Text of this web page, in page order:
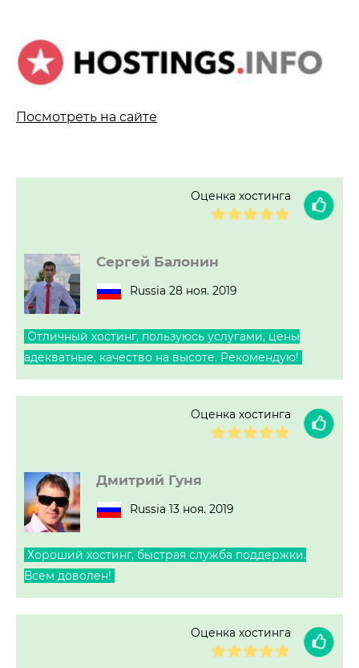
Посмотреть на сайте
Сергей Балонин
Russia 28 ноя. 2019
Оценка хостинга
Отличный хостинг, пользуюсь услугами, цены
адекватные, качество на высоте. Рекомендую!
Дмитрий Гуня
Russia 13 ноя. 2019
Оценка хостинга
Хороший хостинг, быстрая служба поддержки.
Всем доволен!
Оценка хостинга